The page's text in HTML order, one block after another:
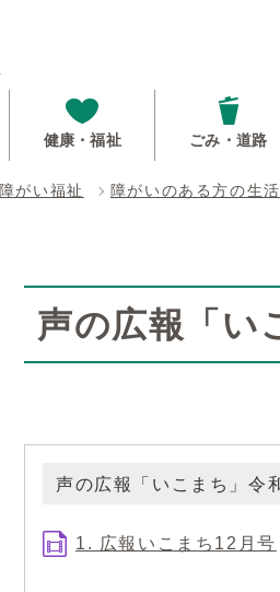
健康・福祉 ごみ・道路
障がい福祉 障がいのある方の生
声の広報「い
声の広報「いこまち」令
1. 広報いこまち12月号